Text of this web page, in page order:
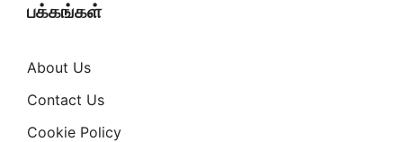
பக்கங்கள்
About Us
Contact Us
Cookie Policy